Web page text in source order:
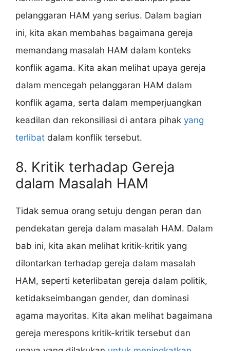
pelanggaran HAM yang serius. Dalam bagian
ini, kita akan membahas bagaimana gereja
memandang masalah HAM dalam konteks
konflik agama. Kita akan melihat upaya gereja
dalam mencegah pelanggaran HAM dalam
konflik agama, serta dalam memperjuangkan
keadilan dan rekonsiliasi di antara pihak yang
terlibat dalam konflik tersebut.
8. Kritik terhadap Gereja
dalam Masalah HAM
Tidak semua orang setuju dengan peran dan
pendekatan gereja dalam masalah HAM. Dalam
bab ini, kita akan melihat kritik-kritik yang
dilontarkan terhadap gereja dalam masalah
HAM, seperti keterlibatan gereja dalam politik,
ketidakseimbangan gender, dan dominasi
agama mayoritas. Kita akan melihat bagaimana
gereja merespons kritik-kritik tersebut dan